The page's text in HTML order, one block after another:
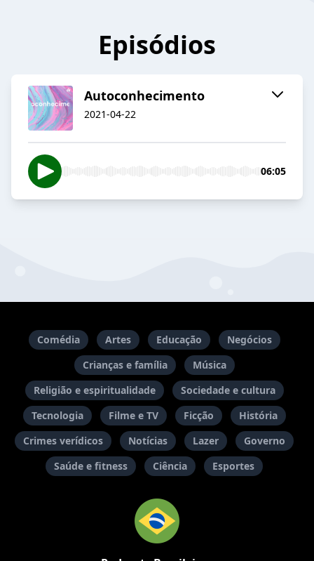
Episódios
Autoconhecimento
2021-04-22
06:05
Comédia Artes Educação
Negócios
Crianças e família
Música
Religião e espiritualidade
Sociedade e cultura
Tecnologia
Filme e TV Ficção
História
Crimes verídicos
Notícias Lazer
Governo
Saúde e fitness
Ciência Esportes